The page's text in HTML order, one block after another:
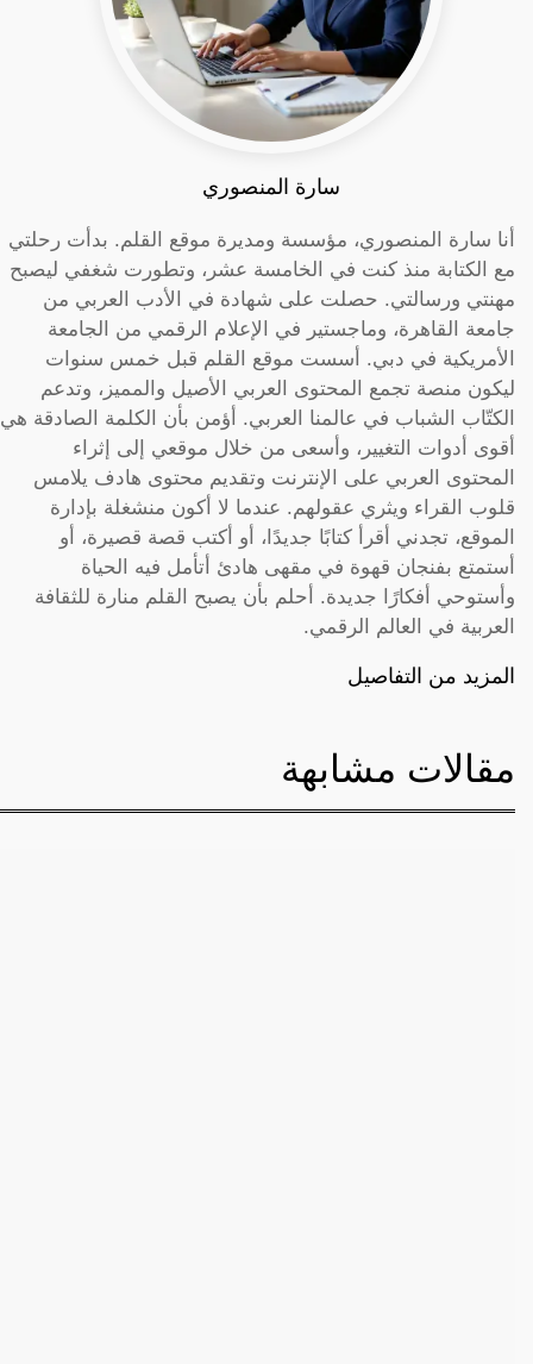
سارة المنصوري
أنا سارة المنصوري، مؤسسة ومديرة موقع القلم. بدأت رحلتي
مع الكتابة منذ كنت في الخامسة عشر، وتطورت شغفي ليصبح
مهنتي ورسالتي. حصلت على شهادة في الأدب العربي من
جامعة القاهرة، وماجستير في الإعلام الرقمي من الجامعة
الأمريكية في دبي. أسست موقع القلم قبل خمس سنوات
ليكون منصة تجمع المحتوى العربي الأصيل والمميز، وتدعم
الكتّاب الشباب في عالمنا العربي. أؤمن بأن الكلمة الصادقة هي
أقوى أدوات التغيير، وأسعى من خلال موقعي إلى إثراء
المحتوى العربي على الإنترنت وتقديم محتوى هادف يلامس
قلوب القراء ويثري عقولهم. عندما لا أكون منشغلة بإدارة
الموقع، تجدني أقرأ كتابًا جديدًا، أو أكتب قصة قصيرة، أو
أستمتع بفنجان قهوة في مقهى هادئ أتأمل فيه الحياة
وأستوحي أفكارًا جديدة. أحلم بأن يصبح القلم منارة للثقافة
العربية في العالم الرقمي.
المزيد من التفاصيل
مقالات مشابهة